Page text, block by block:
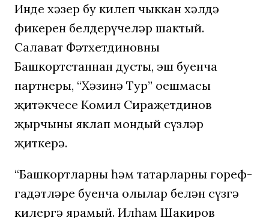
Инде хәзер бу килеп чыккан хәлдә
фикерен белдерүчеләр шактый.
Салават Фәтхетдиновның
Башкортстаннан дусты, эш буенча
партнеры, “Хәзинә Тур” оешмасы
җитәкчесе Комил Сираҗетдинов
җырчыны яклап мондый сүзләр
җиткерә.
“Башкортларның һәм татарларның гореф-
гадәтләре буенча олылар белән сүзгә
килергә ярамый. Илһам Шакиров